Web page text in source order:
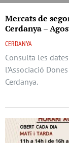
Mercats de
Cerdanya –
CERDANYA
Consulta les
l’Associació
Cerdanya.